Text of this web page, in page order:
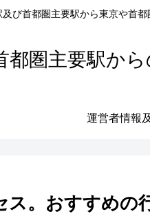
及び首都圏主要駅から東京や首
都圏主要駅か
。おすすめの